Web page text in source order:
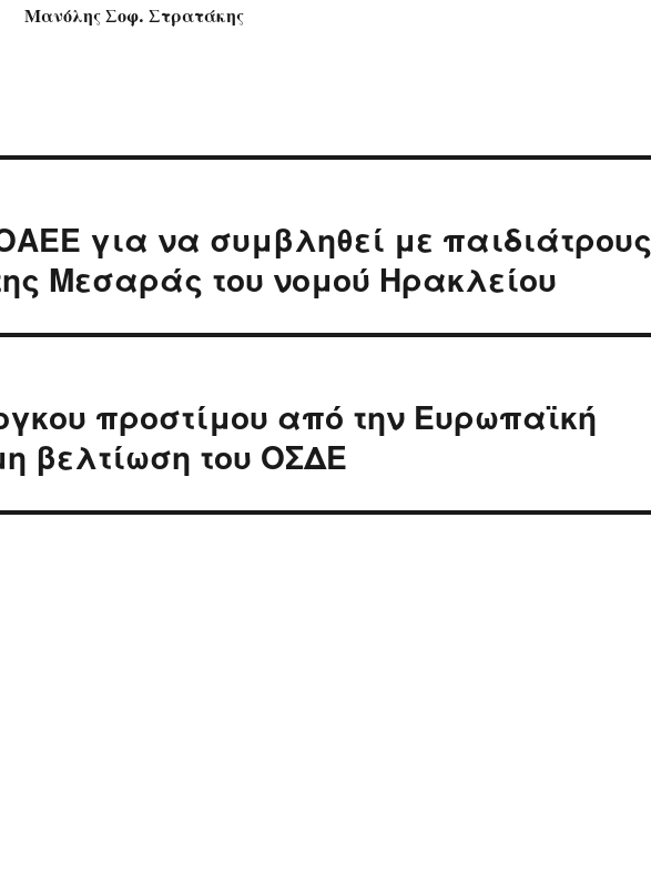
Μανόλης Σοφ. Στρατάκης
για να συμβληθεί με παιδιάτρους
Μεσαράς του νομού Ηρακλείου
προστίμου από την Ευρωπαϊκή
βελτίωση του ΟΣΔΕ